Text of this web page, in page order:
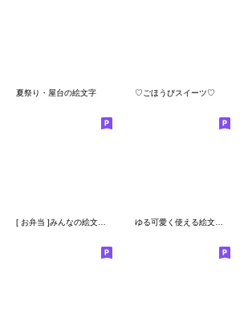
夏祭り・屋台の絵文字 ♡ごほうびスイーツ♡
[ お弁当 ]みんなの絵文字 基本セット ゆる可愛く使える絵文字【秋の季節】